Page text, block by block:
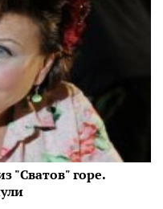
"Сватов" горе.